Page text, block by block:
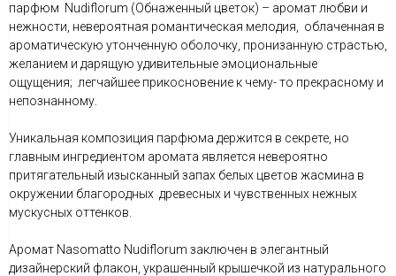
парфюм Nudiflorum (Обнаженный цветок) – аромат любви и
нежности, невероятная романтическая мелодия, облаченная в
ароматическую утонченную оболочку, пронизанную страстью,
желанием и дарящую удивительные эмоциональные
ощущения; легчайшее прикосновение к чему- то прекрасному и
непознанному.
Уникальная композиция парфюма держится в секрете, но
главным ингредиентом аромата является невероятно
притягательный изысканный запах белых цветов жасмина в
окружении благородных древесных и чувственных нежных
мускусных оттенков.
Аромат Nasomatto Nudiflorum заключен в элегантный
дизайнерский флакон, украшенный крышечкой из натурального